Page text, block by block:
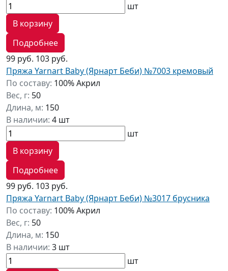
шт
В корзину
Подробнее
99 руб. 103 руб.
Пряжа Yarnart Baby (Ярнарт Беби) №7003 кремовый
По составу: 100% Акрил
Вес, г: 50
Длина, м: 150
В наличии: 4 шт
шт
В корзину
Подробнее
99 руб. 103 руб.
Пряжа Yarnart Baby (Ярнарт Беби) №3017 брусника
По составу: 100% Акрил
Вес, г: 50
Длина, м: 150
В наличии: 3 шт
шт